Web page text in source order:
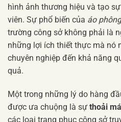
hình ảnh thương hiệu và tạo
viên. Sự phổ biến của áo
trường công sở không phải là
những lợi ích thiết thực mà nó
chuyên nghiệp đến khả năng
quả.
Một trong những lý do hàng
được ưa chuộng là sự thoải
các loại trang phục công sở